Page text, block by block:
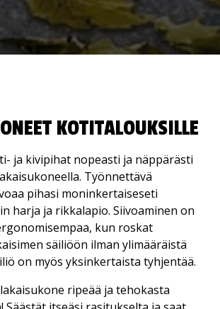
KOTITALOUKSILLE
ja kivipihat nopeasti ja näppärästi
Työnnettävä
pihasi moninkertaiseseti
harja ja rikkalapio. Siivoaminen on
kun roskat
säiliöön ilman ylimääräistä
on myös yksinkertaista tyhjentää.
ripeää ja tehokasta